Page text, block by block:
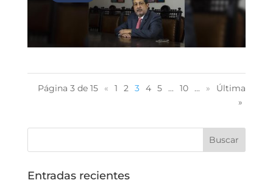
Página 3 de 15 « 1 2 3 4 5 ... 10 ... »
Última
»
Entradas recientes